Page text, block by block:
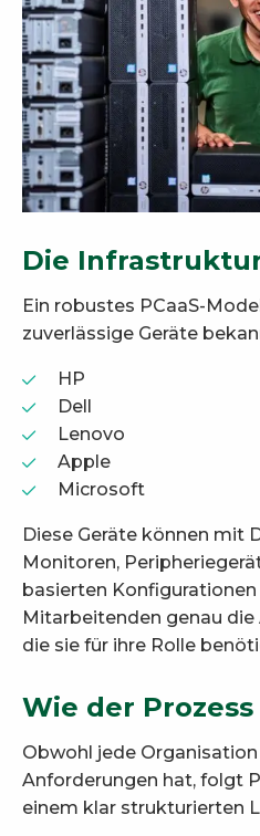
Die
Ein robustes PCaaS-
zuverlässige Geräte
HP
Dell
Lenovo
Apple
Microsoft
Diese Geräte können mit
Monitoren,
basierten
Mitarbeitenden genau
die sie für ihre Rolle
Wie der
Obwohl jede
Anforderungen hat, folgt
einem klar strukturierten